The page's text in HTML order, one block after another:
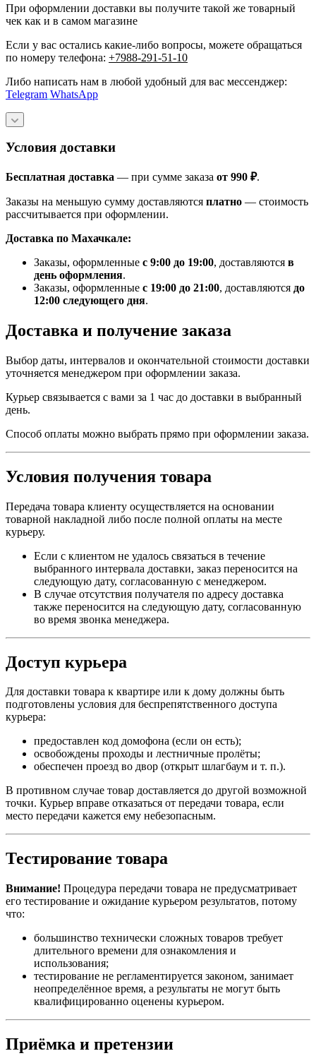
При оформлении доставки вы получите такой же товарный
чек как и в самом магазине
Если у вас остались какие-либо вопросы, можете обращаться
по номеру телефона: +7988-291-51-10
Либо написать нам в любой удобный для вас мессенджер:
Telegram WhatsApp
Условия доставки
Бесплатная доставка — при сумме заказа от 990 ₽.
Заказы на меньшую сумму доставляются платно — стоимость
рассчитывается при оформлении.
Доставка по Махачкале:
Заказы, оформленные с 9:00 до 19:00, доставляются в
день оформления.
Заказы, оформленные с 19:00 до 21:00, доставляются до
12:00 следующего дня.
Доставка и получение заказа
Выбор даты, интервалов и окончательной стоимости доставки
уточняется менеджером при оформлении заказа.
Курьер связывается с вами за 1 час до доставки в выбранный
день.
Способ оплаты можно выбрать прямо при оформлении заказа.
Условия получения товара
Передача товара клиенту осуществляется на основании
товарной накладной либо после полной оплаты на месте
курьеру.
Если с клиентом не удалось связаться в течение
выбранного интервала доставки, заказ переносится на
следующую дату, согласованную с менеджером.
В случае отсутствия получателя по адресу доставка
также переносится на следующую дату, согласованную
во время звонка менеджера.
Доступ курьера
Для доставки товара к квартире или к дому должны быть
подготовлены условия для беспрепятственного доступа
курьера:
предоставлен код домофона (если он есть);
освобождены проходы и лестничные пролёты;
обеспечен проезд во двор (открыт шлагбаум и т. п.).
В противном случае товар доставляется до другой возможной
точки. Курьер вправе отказаться от передачи товара, если
место передачи кажется ему небезопасным.
Тестирование товара
Внимание! Процедура передачи товара не предусматривает
его тестирование и ожидание курьером результатов, потому
что:
большинство технически сложных товаров требует
длительного времени для ознакомления и
использования;
тестирование не регламентируется законом, занимает
неопределённое время, а результаты не могут быть
квалифицированно оценены курьером.
Приёмка и претензии